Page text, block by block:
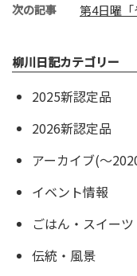
次の記事 第4日曜「
柳川日記カテゴリー
2025新認定品
2026新認定品
アーカイブ(〜
イベント情報
ごはん・スイーツ
伝統・風景